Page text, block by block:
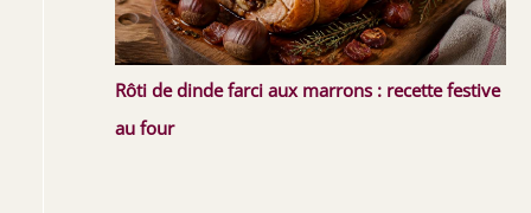
Rôti de dinde farci aux marrons : recette festive
au four